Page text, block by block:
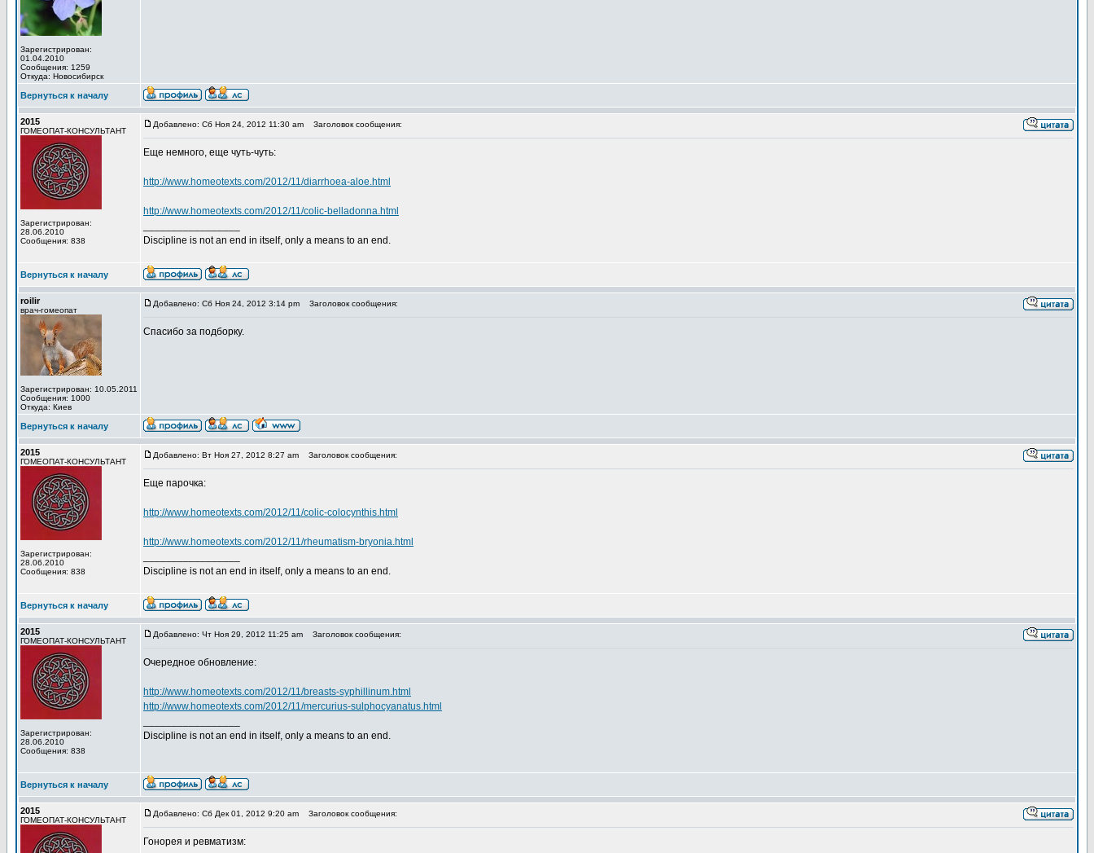
Зарегистрирован:
01.04.2010
Сообщения: 1259
Откуда: Новосибирск
Вернуться к началу
2015
ГОМЕОПАТ-КОНСУЛЬТАНТ
Зарегистрирован:
28.06.2010
Сообщения: 838
Добавлено: Сб Ноя 24, 2012 11:30 am Заголовок сообщения:
Еще немного, еще чуть-чуть:
http://www.homeotexts.com/2012/11/diarrhoea-aloe.html
http://www.homeotexts.com/2012/11/colic-belladonna.html
Discipline is not an end in itself, only a means to an end.
Вернуться к началу
roilir
врач-гомеопат
Зарегистрирован: 10.05.2011
Сообщения: 1000
Откуда: Киев
Добавлено: Сб Ноя 24, 2012 3:14 pm Заголовок сообщения:
Спасибо за подборку.
Вернуться к началу
2015
ГОМЕОПАТ-КОНСУЛЬТАНТ
Зарегистрирован:
28.06.2010
Сообщения: 838
Добавлено: Вт Ноя 27, 2012 8:27 am Заголовок сообщения:
Еще парочка:
http://www.homeotexts.com/2012/11/colic-colocynthis.html
http://www.homeotexts.com/2012/11/rheumatism-bryonia.html
Discipline is not an end in itself, only a means to an end.
Вернуться к началу
2015
ГОМЕОПАТ-КОНСУЛЬТАНТ
Зарегистрирован:
28.06.2010
Сообщения: 838
Добавлено: Чт Ноя 29, 2012 11:25 am Заголовок сообщения:
Очередное обновление:
http://www.homeotexts.com/2012/11/breasts-syphillinum.html
http://www.homeotexts.com/2012/11/mercurius-sulphocyanatus.html
Discipline is not an end in itself, only a means to an end.
Вернуться к началу
2015
ГОМЕОПАТ-КОНСУЛЬТАНТ
Добавлено: Сб Дек 01, 2012 9:20 am Заголовок сообщения:
Гонорея и ревматизм: